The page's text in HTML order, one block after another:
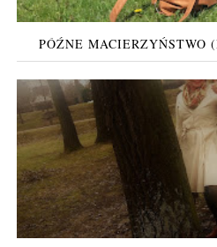
PÓŹNE MACIERZYŃSTWO